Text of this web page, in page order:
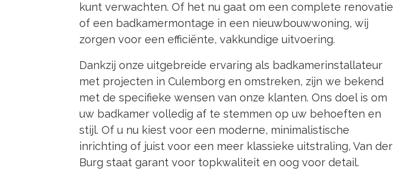
kunt verwachten. Of het nu gaat om een complete renovatie
of een badkamermontage in een nieuwbouwwoning, wij
zorgen voor een efficiënte, vakkundige uitvoering.
Dankzij onze uitgebreide ervaring als badkamerinstallateur
met projecten in Culemborg en omstreken, zijn we bekend
met de specifieke wensen van onze klanten. Ons doel is om
uw badkamer volledig af te stemmen op uw behoeften en
stijl. Of u nu kiest voor een moderne, minimalistische
inrichting of juist voor een meer klassieke uitstraling, Van der
Burg staat garant voor topkwaliteit en oog voor detail.